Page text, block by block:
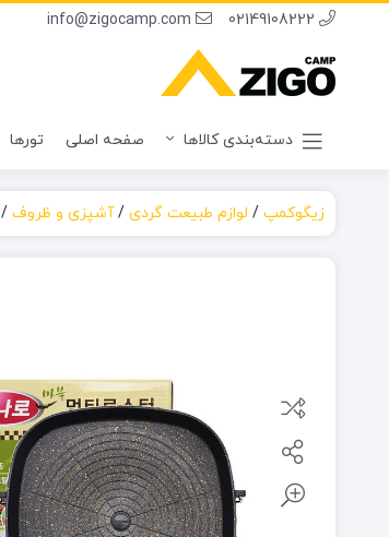
02149108222
info@zigocamp.com
دسته‌بندی کالاها صفحه اصلی تورها
زیگوکمپ/ لوازم طبیعت گردی/آشپزی و ظروف/